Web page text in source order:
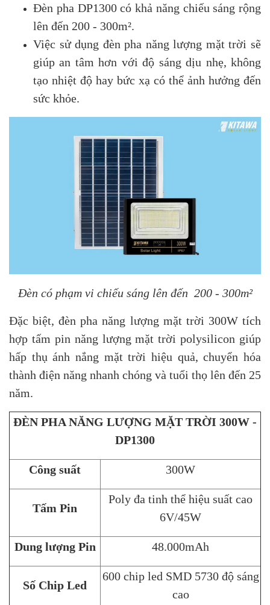
Đèn pha DP1300 có khả năng chiếu sáng rộng
lên đến 200 - 300m².
Việc sử dụng đèn pha năng lượng mặt trời sẽ
giúp an tâm hơn với độ sáng dịu nhẹ, không
tạo nhiệt độ hay bức xạ có thể ảnh hưởng đến
sức khỏe.
Đèn có phạm vi chiếu sáng lên đến 200 - 300m²
Đặc biệt, đèn pha năng lượng mặt trời 300W tích
hợp tấm pin năng lượng mặt trời polysilicon giúp
hấp thụ ánh nắng mặt trời hiệu quả, chuyển hóa
thành điện năng nhanh chóng và tuổi thọ lên đến 25
năm.
ĐÈN PHA NĂNG LƯỢNG MẶT TRỜI 300W -
DP1300
Công suất 300W
Tấm Pin
Poly đa tinh thể hiệu suất cao
6V/45W
Dung lượng Pin 48.000mAh
Số Chip Led
600 chip led SMD 5730 độ sáng
cao